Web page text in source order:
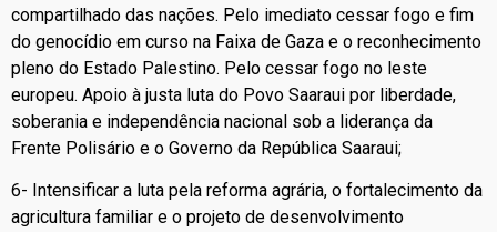
compartilhado das nações. Pelo imediato cessar fogo e fim
do genocídio em curso na Faixa de Gaza e o reconhecimento
pleno do Estado Palestino. Pelo cessar fogo no leste
europeu. Apoio à justa luta do Povo Saaraui por liberdade,
soberania e independência nacional sob a liderança da
Frente Polisário e o Governo da República Saaraui;
6- Intensificar a luta pela reforma agrária, o fortalecimento da
agricultura familiar e o projeto de desenvolvimento